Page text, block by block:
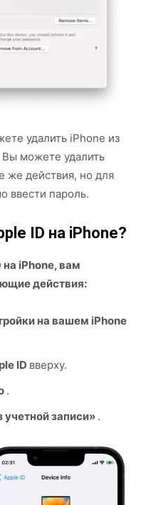
удалить iPhone из
Вы можете удалить
же действия, но для
ввести пароль.
ID на iPhone?
на iPhone, вам
действия:
на вашем iPhone
ID вверху.
.
записи» .